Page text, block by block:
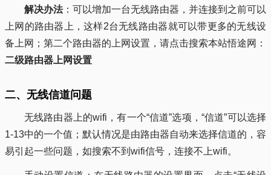
解决办法：可以增加一台无线路由器，并连接到之前可以
上网的路由器上，这样2台无线路由器就可以带更多的无线设
备上网；第二个路由器的上网设置，请点击搜索本站悟途网：
二级路由器上网设置
二、无线信道问题
无线路由器上的wifi，有一个“信道”选项，“信道”可以选择
1-13中的一个值；默认情况是由路由器自动来选择信道的，容
易引起一些问题，如搜索不到wifi信号，连接不上wifi。